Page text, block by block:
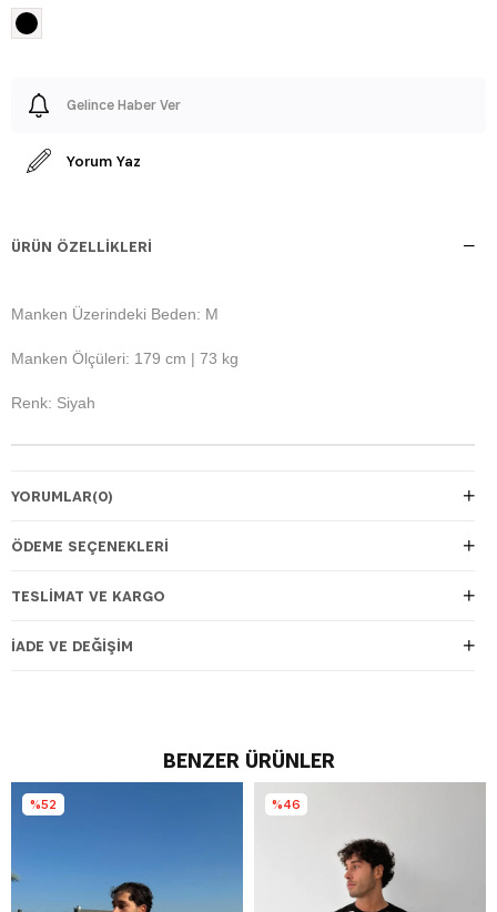
Gelince Haber Ver
Yorum Yaz
ÜRÜN ÖZELLIKLERI
Manken Üzerindeki Beden: M
Manken Ölçüleri: 179 cm | 73 kg
Renk: Siyah
YORUMLAR(0)
ÖDEME SEÇENEKLERI
TESLIMAT VE KARGO
İADE VE DEĞIŞIM
BENZER ÜRÜNLER
%52 %46